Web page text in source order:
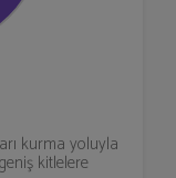
kurma yoluyla
kitlelere